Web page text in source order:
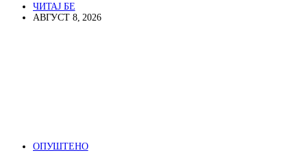
ЧИТАЈ БЕ
АВГУСТ 8, 2026
ОПУШТЕНО